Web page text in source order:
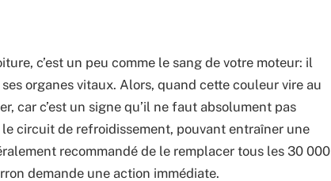
c’est un peu comme le sang de votre moteur: il
organes vitaux. Alors, quand cette couleur vire au
car c’est un signe qu’il ne faut absolument pas
circuit de refroidissement, pouvant entraîner une
recommandé de le remplacer tous les 30 000
demande une action immédiate.